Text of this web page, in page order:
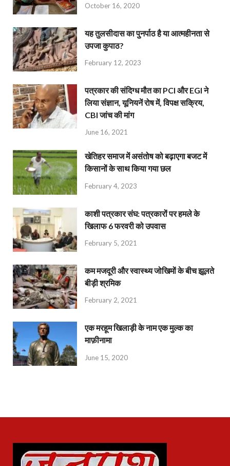
October 16, 2020
यह तुलसीदास का पुनर्पाठ है या आत्महीनता से
उपजा कुपाठ?
February 12, 2023
पत्रकार की संदिग्ध मौत का PCI और EGI ने
लिया संज्ञान, यूनियनें रोष में, विपक्ष सक्रिय,
CBI जांच की मांग
June 16, 2021
खेतिहर समाज में असंतोष को बढ़ाएगा बजट में
किसानों के साथ किया गया छल
February 4, 2023
काशी पत्रकार संघ: पत्रकारों पर हमले के
खिलाफ 6 फरवरी को उपवास
February 5, 2021
कम मजदूरी और स्वास्थ्य जोखिमों के बीच झूलते
बीड़ी श्रमिक
February 2, 2021
एक मरहूम खिलाड़ी के नाम एक मुल्क का
माफ़ीनामा
June 15, 2020